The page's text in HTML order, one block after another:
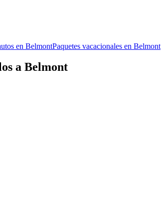
en BelmontPaquetes vacacionales en Belmont
a Belmont